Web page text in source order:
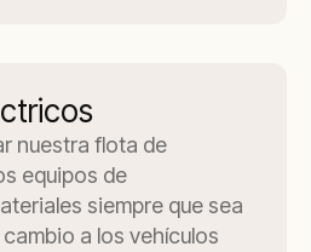
nuestra flota de
equipos de
siempre que sea
a los vehículos